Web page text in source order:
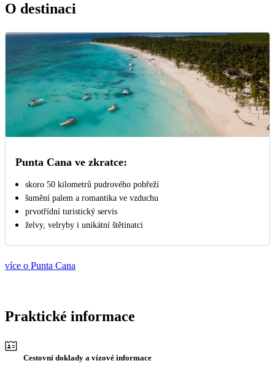
O destinaci
Punta Cana ve zkratce:
skoro 50 kilometrů pudrového pobřeží
šumění palem a romantika ve vzduchu
prvotřídní turistický servis
želvy, velryby i unikátní štětinatci
více o Punta Cana
Praktické informace
Cestovní doklady a vízové informace